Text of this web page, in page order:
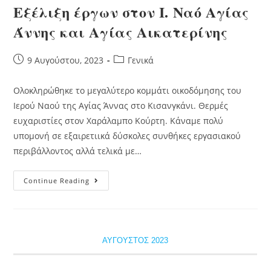
Εξέλιξη έργων στον Ι. Ναό Αγίας
Άννης και Αγίας Αικατερίνης
9 Αυγούστου, 2023 Γενικά
Ολοκληρώθηκε το μεγαλύτερο κομμάτι οικοδόμησης του
Ιερού Ναού της Αγίας Άννας στο Κισανγκάνι. Θερμές
ευχαριστίες στον Χαράλαμπο Κούρτη. Κάναμε πολύ
υπομονή σε εξαιρετιικά δύσκολες συνθήκες εργασιακού
περιβάλλοντος αλλά τελικά με…
Continue Reading
ΑΎΓΟΥΣΤΟΣ 2023